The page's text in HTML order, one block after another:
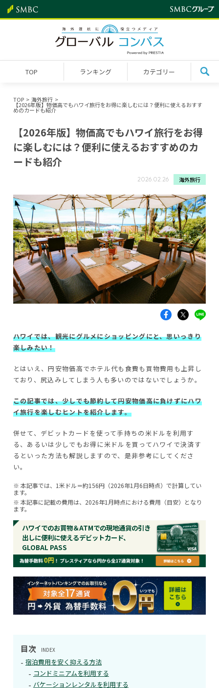
TOP ランキング カテゴリー
TOP 海外旅行
【2026年版】物価高でもハワイ旅行をお得に楽しむには？便利に使えるおすす
めのカードも紹介
【2026年版】物価高でもハワイ旅行をお得
に楽しむには？便利に使えるおすすめのカ
ードも紹介
2026.02.26 海外旅行
ハワイでは、観光にグルメにショッピングにと、思いっきり
楽しみたい！
とはいえ、円安物価高でホテル代も食費も買物費用も上昇し
ており、尻込みしてしまう人も多いのではないでしょうか。
この記事では、少しでも節約して円安物価高に負けずにハワ
イ旅行を楽しむヒントを紹介します。
併せて、デビットカードを使って手持ちの米ドルを利用す
る、あるいは少しでもお得に米ドルを買ってハワイで決済す
るといった方法も解説しますので、是非参考にしてくださ
い。
※ 本記事では、1米ドル＝約156円（2026年1月6日時点）で計算してい
ます。
※ 本記事に記載の費用は、2026年1月時点における費用（目安）となり
ます。
ハワイでのお買物＆ATMでの現地通貨の引き
出しに便利に使えるデビットカード、
GLOBAL PASS
目次 INDEX
宿泊費用を安く抑える方法
コンドミニアムを利用する
バケーションレンタルを利用する